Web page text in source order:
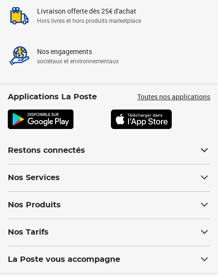
Livraison offerte dès 25€ d'achat
Hors livres et hors produits marketplace
Nos engagements
sociétaux et environnementaux
Applications La Poste Toutes nos applications
Restons connectés
Nos Services
Nos Produits
Nos Tarifs
La Poste vous accompagne